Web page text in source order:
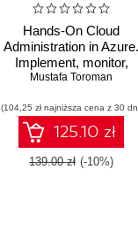
Hands-On Cloud
Administration in Azure.
Implement, monitor,
and manage important
components including
IaaS and PaaS
Mustafa Toroman
(104,25 zł najniższa cena z 30
125.10 zł
139.00 zł (-10%)